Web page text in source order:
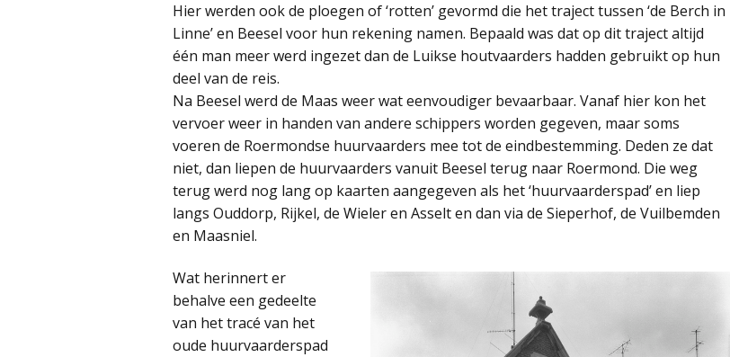
Hier werden ook de ploegen of ‘rotten’ gevormd die het traject tussen ‘de Berch in
Linne’ en Beesel voor hun rekening namen. Bepaald was dat op dit traject altijd
één man meer werd ingezet dan de Luikse houtvaarders hadden gebruikt op hun
deel van de reis.
Na Beesel werd de Maas weer wat eenvoudiger bevaarbaar. Vanaf hier kon het
vervoer weer in handen van andere schippers worden gegeven, maar soms
voeren de Roermondse huurvaarders mee tot de eindbestemming. Deden ze dat
niet, dan liepen de huurvaarders vanuit Beesel terug naar Roermond. Die weg
terug werd nog lang op kaarten aangegeven als het ‘huurvaarderspad’ en liep
langs Ouddorp, Rijkel, de Wieler en Asselt en dan via de Sieperhof, de Vuilbemden
en Maasniel.
Wat herinnert er
behalve een gedeelte
van het tracé van het
oude huurvaarderspad